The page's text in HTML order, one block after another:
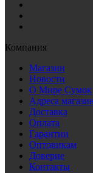
Компания
Магазин
Новости
О Мире Сумок
Адреса
Доставка
Оплата
Гарантии
Оптовикам
Доверие
Контакты